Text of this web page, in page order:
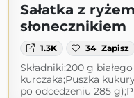
Sałatka z
słonecznikiem
1.3K 34 Zapisz
Składniki:200 g
kurczaka;Puszka
po odcedzeniu 285